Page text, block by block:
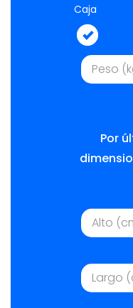
Caja
Por